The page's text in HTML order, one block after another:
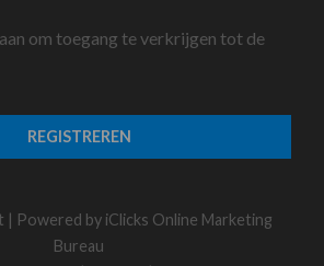
om toegang te verkrijgen tot de
REGISTREREN
| Powered by iClicks Online Marketing
Bureau